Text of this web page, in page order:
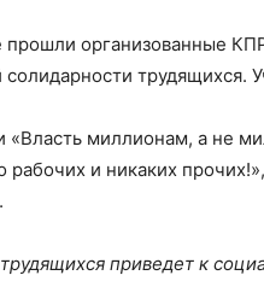
прошли организованные
трудящихся.
«Власть миллионам, а не
рабочих и никаких
приведет к